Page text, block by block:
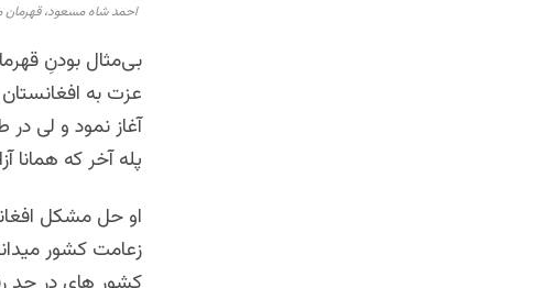
احمد شاه مسعود، قهرمان
بی‌مثال بودنِ
عزت به
آغاز نمود و لی در
پله آخر که همانا
او حل مشکل
زعامت کشور